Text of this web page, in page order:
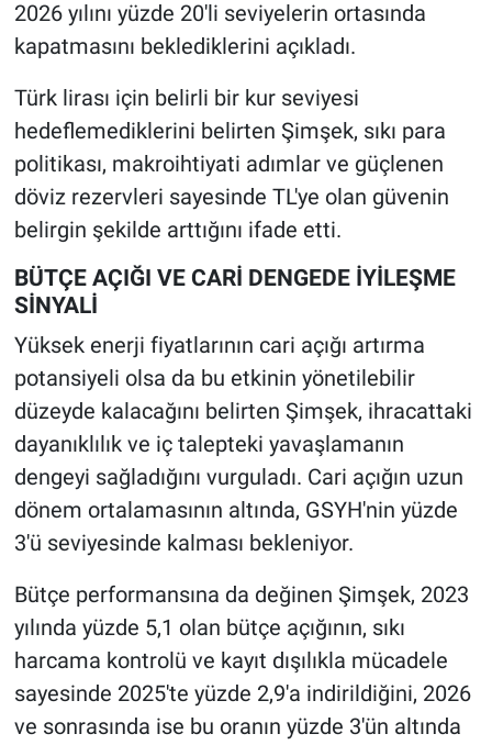
2026 yılını yüzde 20'li seviyelerin ortasında
kapatmasını beklediklerini açıkladı.
Türk lirası için belirli bir kur seviyesi
hedeflemediklerini belirten Şimşek, sıkı para
politikası, makroihtiyati adımlar ve güçlenen
döviz rezervleri sayesinde TL'ye olan güvenin
belirgin şekilde arttığını ifade etti.
BÜTÇE AÇIĞI VE CARİ DENGEDE İYİLEŞME
SİNYALİ
Yüksek enerji fiyatlarının cari açığı artırma
potansiyeli olsa da bu etkinin yönetilebilir
düzeyde kalacağını belirten Şimşek, ihracattaki
dayanıklılık ve iç talepteki yavaşlamanın
dengeyi sağladığını vurguladı. Cari açığın uzun
dönem ortalamasının altında, GSYH'nin yüzde
3'ü seviyesinde kalması bekleniyor.
Bütçe performansına da değinen Şimşek, 2023
yılında yüzde 5,1 olan bütçe açığının, sıkı
harcama kontrolü ve kayıt dışılıkla mücadele
sayesinde 2025'te yüzde 2,9'a indirildiğini, 2026
ve sonrasında ise bu oranın yüzde 3'ün altında